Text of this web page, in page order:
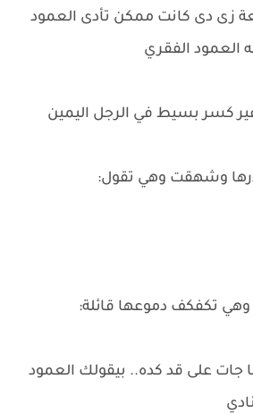
زى دى كانت ممكن تأدى العمود
العمود الفقري
بسيط في الرجل اليمين
وشهقت وهي تقول:
وهي تكفكف دموعها قائلة:
جات على قد كده.. بيقولك العمود